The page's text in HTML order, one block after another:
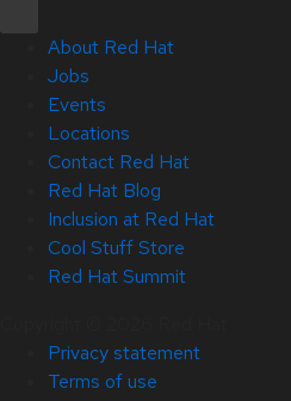
About Red Hat
Jobs
Events
Locations
Contact Red Hat
Red Hat Blog
Inclusion at Red Hat
Cool Stuff Store
Red Hat Summit
Privacy statement
Terms of use